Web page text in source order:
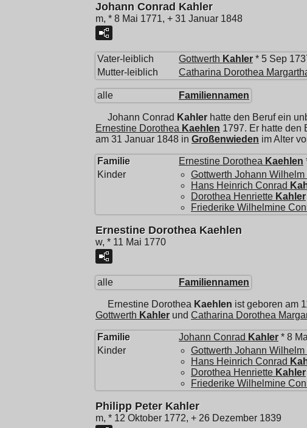
Johann Conrad Kahler
m, * 8 Mai 1771, + 31 Januar 1848
Vater-leiblich Gottwerth Kahler * 5 Sep
Mutter-leiblich
Catharina Dorothea
alle Familiennamen
Johann Conrad Kahler hatte den Beruf ein
Ernestine Dorothea Kaehlen 1797. Er hatte den
am 31 Januar 1848 in Großenwieden im Alter
Familie Ernestine Dorothea Kaehlen
Kinder
Gottwerth Johann Wilhelm
Hans Heinrich Conrad
Dorothea Henriette Kahler
Friederike Wilhelmine
Ernestine Dorothea Kaehlen
w, * 11 Mai 1770
alle Familiennamen
Ernestine Dorothea Kaehlen ist geboren am
Gottwerth Kahler und Catharina Dorothea
Familie Johann Conrad Kahler * 8
Kinder
Gottwerth Johann Wilhelm
Hans Heinrich Conrad
Dorothea Henriette Kahler
Friederike Wilhelmine
Philipp Peter Kahler
m, * 12 Oktober 1772, + 26 Dezember 1839